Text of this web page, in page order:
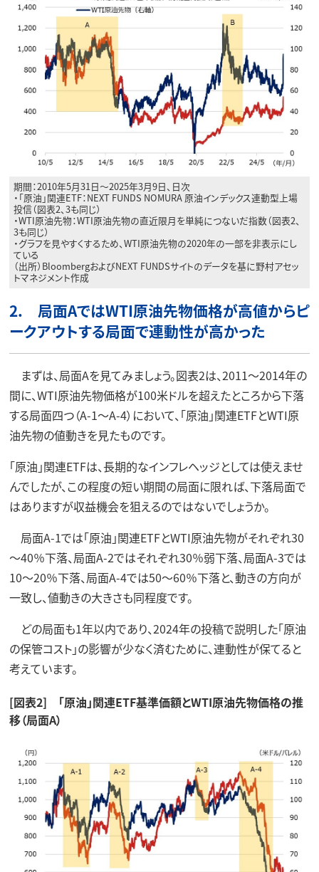
期間：2010年5月31日～2025年3月9日、日次
・「原油」関連ETF：NEXT FUNDS NOMURA 原油インデックス連動型上場
投信（図表2、3も同じ）
・WTI原油先物：WTI原油先物の直近限月を単純につないだ指数（図表2、
3も同じ）
・グラフを見やすくするため、WTI原油先物の2020年の一部を非表示にし
ている
（出所）BloombergおよびNEXT FUNDSサイトのデータを基に野村アセッ
トマネジメント作成
2. 局面AではWTI原油先物価格が高値からピ
ークアウトする局面で連動性が高かった
まずは、局面Aを見てみましょう。図表2は、2011～2014年の
間に、WTI原油先物価格が100米ドルを超えたところから下落
する局面四つ（A-1～A-4）において、「原油」関連ETFとWTI原
油先物の値動きを見たものです。
「原油」関連ETFは、長期的なインフレヘッジとしては使えませ
んでしたが、この程度の短い期間の局面に限れば、下落局面で
はありますが収益機会を狙えるのではないでしょうか。
局面A-1では「原油」関連ETFとWTI原油先物がそれぞれ30
～40％下落、局面A-2ではそれぞれ30％弱下落、局面A-3では
10～20％下落、局面A-4では50～60％下落と、動きの方向が
一致し、値動きの大きさも同程度です。
どの局面も1年以内であり、2024年の投稿で説明した「原油
の保管コスト」の影響が少なく済むために、連動性が保てると
考えています。
[図表2] 「原油」関連ETF基準価額とWTI原油先物価格の推
移（局面A）